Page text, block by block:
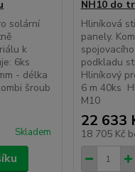
solární
k
6ks
- délka
šroub
Skladem
NH10 do
Hliníková
panely.
podkladu
Hliníkový
6 m 40ks
M10
22 633
18 705 Kč